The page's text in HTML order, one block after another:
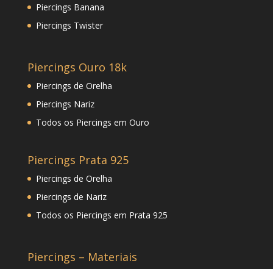
Piercings Banana
Piercings Twister
Piercings Ouro 18k
Piercings de Orelha
Piercings Nariz
Todos os Piercings em Ouro
Piercings Prata 925
Piercings de Orelha
Piercings de Nariz
Todos os Piercings em Prata 925
Piercings – Materiais